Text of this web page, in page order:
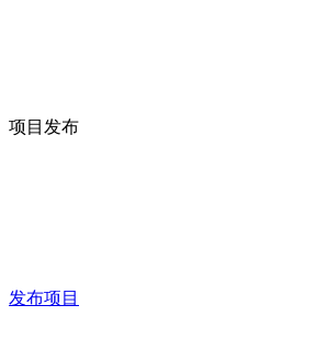
项目发布
发布项目